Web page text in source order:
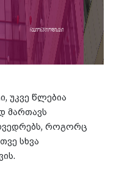
რეგიონული ოფისები
უკვე წლებია
მართავს
როგორც
სხვა